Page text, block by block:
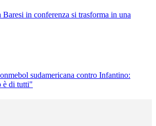
in conferenza si trasforma in una
sudamericana contro Infantino:
è di tutti"